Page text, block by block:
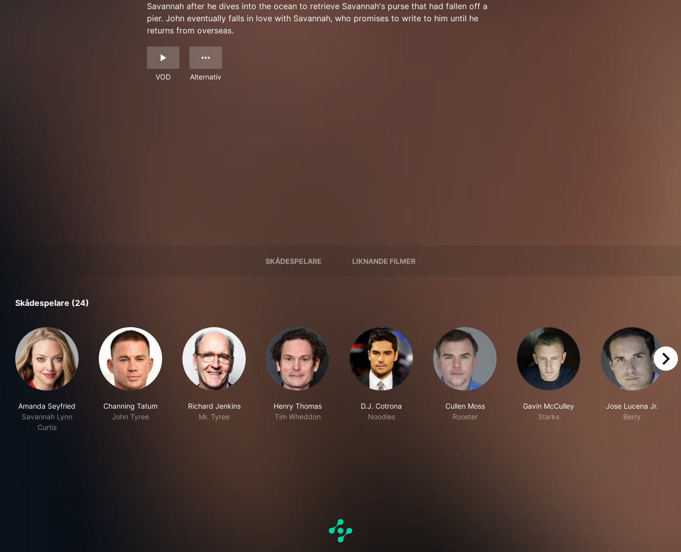
Savannah after he dives into the ocean to retrieve Savannah's purse that had fallen off a
pier. John eventually falls in love with Savannah, who promises to write to him until he
returns from overseas.
VOD Alternativ
SKÅDESPELARE LIKNANDE FILMER
Skådespelare (24)
Amanda Seyfried
Savannah Lynn
Curtis
Channing Tatum
John Tyree
Richard Jenkins
Mr. Tyree
Henry Thomas
Tim Wheddon
D.J. Cotrona
Noodles
Cullen Moss
Rooster
Gavin McCulley
Starks
Jose Lucena Jr.
Berry
right